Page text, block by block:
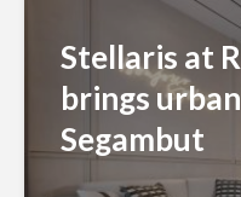
Stellaris at
brings
Segambut